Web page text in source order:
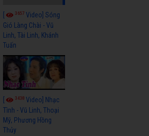
3657Video] Sóng
Gió Làng Chài - Vũ
Linh, Tài Linh, Khánh
Tuấn
3438Video] Nhạc
Tình - Vũ Linh, Thoại
Mỹ, Phương Hồng
Thủy